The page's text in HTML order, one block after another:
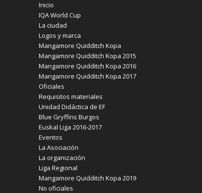
Inicio
IQA World Cup
La ciudad
Logos y marca
Mangamore Quidditch Kopa
Mangamore Quidditch Kopa 2015
Mangamore Quidditch Kopa 2016
Mangamore Quidditch Kopa 2017
Oficiales
Requisitos materiales
Unidad Didáctica de EF
Blue Gryffins Burgos
Euskal Liga 2016-2017
Eventos
La Asociación
La organización
Liga Regional
Mangamore Quidditch Kopa 2019
No oficiales